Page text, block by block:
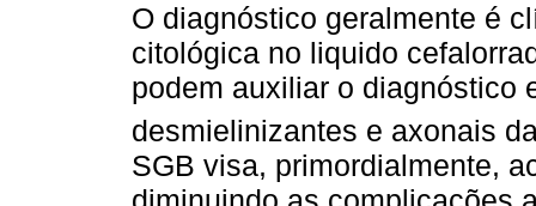
O diagnóstico geralmente é
citológica no liquido
podem auxiliar o diagnóstico
desmielinizantes e axonais
SGB visa, primordialmente,